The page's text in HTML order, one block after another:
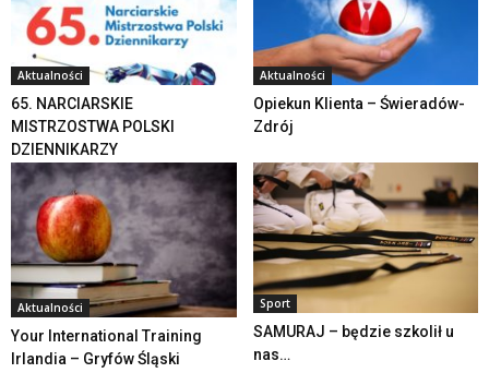
Aktualności
65. NARCIARSKIE
MISTRZOSTWA POLSKI
DZIENNIKARZY
Aktualności
Opiekun Klienta – Świeradów-
Zdrój
Aktualności
Your International Training
Irlandia – Gryfów Śląski
Sport
SAMURAJ – będzie szkolił u
nas…